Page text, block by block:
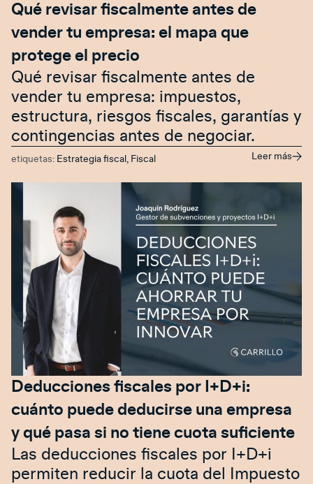
Qué revisar fiscalmente antes de
vender tu empresa: el mapa que
protege el precio
Qué revisar fiscalmente antes de
vender tu empresa: impuestos,
estructura, riesgos fiscales, garantías y
contingencias antes de negociar.
etiquetas: Estrategia fiscal Fiscal Leer más
Deducciones fiscales por I+D+i:
cuánto puede deducirse una empresa
y qué pasa si no tiene cuota suficiente
Las deducciones fiscales por I+D+i
permiten reducir la cuota del Impuesto